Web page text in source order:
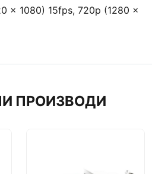
x 1080) 15fps, 720p (1280 x
ПРОИЗВОДИ